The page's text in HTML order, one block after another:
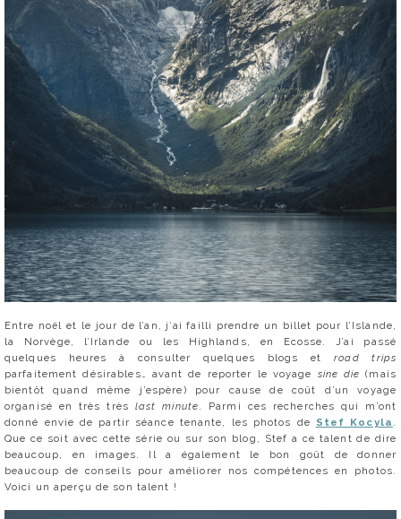
Entre noël et le jour de l’an, j’ai failli prendre un billet pour l’Islande,
la Norvège, l’Irlande ou les Highlands, en Ecosse. J’ai passé
quelques heures à consulter quelques blogs etroad trips
parfaitement désirables… avant de reporter le voyage sine die (mais
bientôt quand même j’espère) pour cause de coût d’un voyage
organisé en très très last minute . Parmi ces recherches qui m’ont
donné envie de partir séance tenante, les photos de Stef Kocyla
Que ce soit avec cette série ou sur son blog, Stef a ce talent de dire
beaucoup, en images. Il a également le bon goût de donner
beaucoup de conseils pour améliorer nos compétences en photos.
Voici un aperçu de son talent !